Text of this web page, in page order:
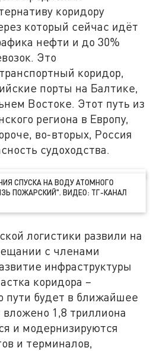
коридору
который сейчас идёт
нефти и до 30%
Это
коридор,
порты на Балтике,
Востоке. Этот путь из
региона в Европу,
во-вторых, Россия
судоходства.
СПУСКА НА ВОДУ АТОМНОГО
ПОЖАРСКИЙ". ВИДЕО: ТГ-КАНАЛ
логистики развили на
с членами
инфраструктуры
коридора –
пути будет в ближайшее
1,8 триллиона
и модернизируются
и терминалов,